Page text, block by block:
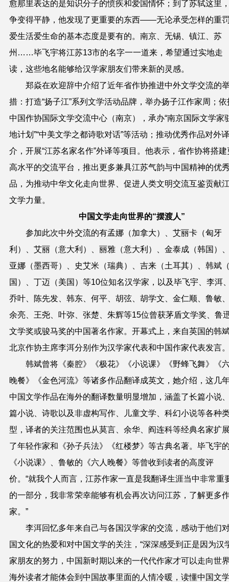
愈那里表达的是知识分子的愤疾和爱国情怀；到了苏轼这里
争变得平静，他发现了更重要的东西——无论承受怎样的重
爱生活爱生命的基本态度是要有的。南京、无锡、镇江、苏
州……毕飞宇将江苏13市的名字一一道来，希望通过实地走
读，这些地名能够给汉学家朋友们带来新的灵感。
郑焱在欢迎辞中介绍了近年省作协推进中外文学交流的
措：打造“扬子江”系列文学活动品牌，举办扬子江作家周；依
中国作协国际文学交流中心（南京），承办“南京国际文学家
地计划”“中美文学之都诗歌对话”等活动；推动优秀作品对外译
介，开展“江苏名家名作”外译等项目。他表示，省作协将搭建
高水平的交流平台，推出更多兼具江苏气韵与中国精神的优
品，为推动中华文化走向世界、促进人类文明交流互鉴贡献
文学力量。
中国文学走向世界的“摆渡人”
参加此次中外交流的有孟娜（加拿大）、艾丽卡（匈牙
利）、艾丽（意大利）、丽雅（意大利）、金泰成（韩国）
亚娜（墨西哥）、史艾米（瑞典）、吉来（土耳其）、韩斌
国）、丁迈（美国）等10位知名汉学家，以及毕飞宇、李洱
乔叶、陈先发、韩东、何平、胡弦、胡学文、金仁顺、鲁敏
余亮、王尧、叶弥、张楚、朱辉等15位曾获茅盾文学奖、鲁
文学奖或骏马奖的中国著名作家。开幕式上，来自英国的韩
北京作协主席李洱分别作为汉学家代表和中国作家代表发言
韩斌曾将《秦腔》《极花》《小说课》《野蜂飞舞》《
晚餐》《金色河流》等诸多作品翻译成英文，她介绍，这几
中国文学作品在海外的翻译数量明显增加，涵盖了长篇小说
篇小说、诗歌以及非虚构写作、儿童文学、科幻小说等各种
型，译者的关注范围也从莫言、余华、阎连科等经典名家扩
了年轻作家和《孙子兵法》《红楼梦》等古典名著。毕飞宇
《小说课》、鲁敏的《六人晚餐》等曾收到读者的高度评
价。“就我个人而言，江苏作家一直是我翻译生涯当中非常重
的一部分，我非常荣幸能够有机会再次访问江苏，了解更多
家。”
李洱回忆多年来自己与各国汉学家的交流，感动于他们
国文化的热爱和对中国文学的关注，“深深感受到正是因为汉
家朋友的努力，中国新时期以来的一代代作家才可以走向世
海外读者才能体会到中国故事里面的人情冷暖，读懂中国文